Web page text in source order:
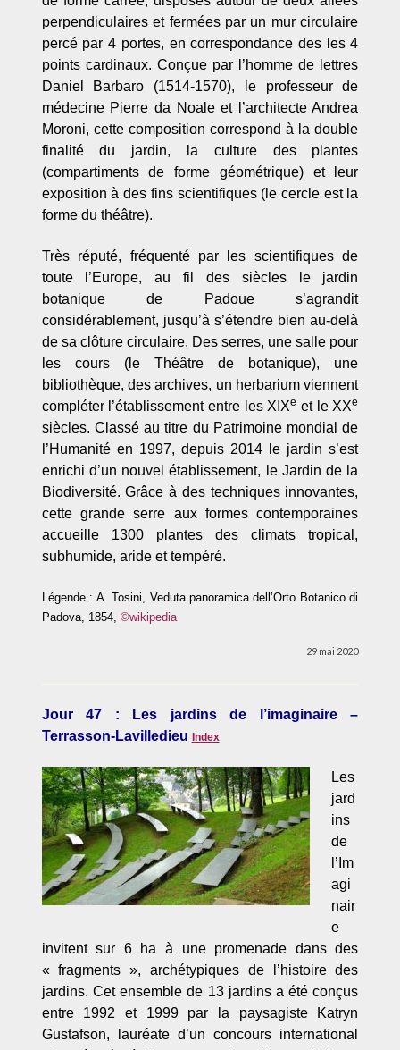
perpendiculaires et fermées par un mur circulaire
percé par 4 portes, en correspondance des les 4
points cardinaux. Conçue par l’homme de lettres
Daniel Barbaro (1514-1570), le professeur de
médecine Pierre da Noale et l’architecte Andrea
Moroni, cette composition correspond à la double
finalité du jardin, la culture des plantes
(compartiments de forme géométrique) et leur
exposition à des fins scientifiques (le cercle est la
forme du théâtre).
Très réputé, fréquenté par les scientifiques de
toute l’Europe, au fil des siècles le jardin
botanique de Padoue s’agrandit
considérablement, jusqu’à s’étendre bien au-delà
de sa clôture circulaire. Des serres, une salle pour
les cours (le Théâtre de botanique), une
bibliothèque, des archives, un herbarium viennent
compléter l’établissement entre les XIXe et le XXe
siècles. Classé au titre du Patrimoine mondial de
l’Humanité en 1997, depuis 2014 le jardin s’est
enrichi d’un nouvel établissement, le Jardin de la
Biodiversité. Grâce à des techniques innovantes,
cette grande serre aux formes contemporaines
accueille 1300 plantes des climats tropical,
subhumide, aride et tempéré.
Légende : A. Tosini, Veduta panoramica dell’Orto Botanico di
Padova, 1854, ©wikipedia
29 mai 2020
Jour 47 : Les jardins de l’imaginaire –
Terrasson-Lavilledieu Index
Les
jard
ins
de
l’Im
agi
nair
e
invitent sur 6 ha à une promenade dans des
« fragments », archétypiques de l’histoire des
jardins. Cet ensemble de 13 jardins a été conçus
entre 1992 et 1999 par la paysagiste Katryn
Gustafson, lauréate d’un concours international